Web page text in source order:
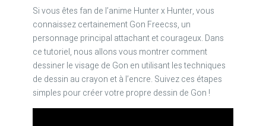
Si vous êtes fan de l’anime Hunter x Hunter, vous
connaissez certainement Gon Freecss, un
personnage principal attachant et courageux. Dans
ce tutoriel, nous allons vous montrer comment
dessiner le visage de Gon en utilisant les techniques
de dessin au crayon et à l’encre. Suivez ces étapes
simples pour créer votre propre dessin de Gon !